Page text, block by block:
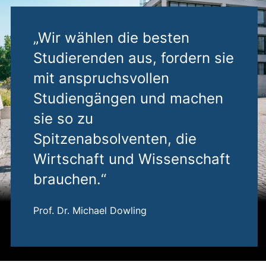
„Wir wählen die besten
Studierenden aus, fordern sie
mit anspruchsvollen
Studiengängen und machen
sie so zu
Spitzenabsolventen, die
Wirtschaft und Wissenschaft
brauchen.“
Prof. Dr. Michael Dowling